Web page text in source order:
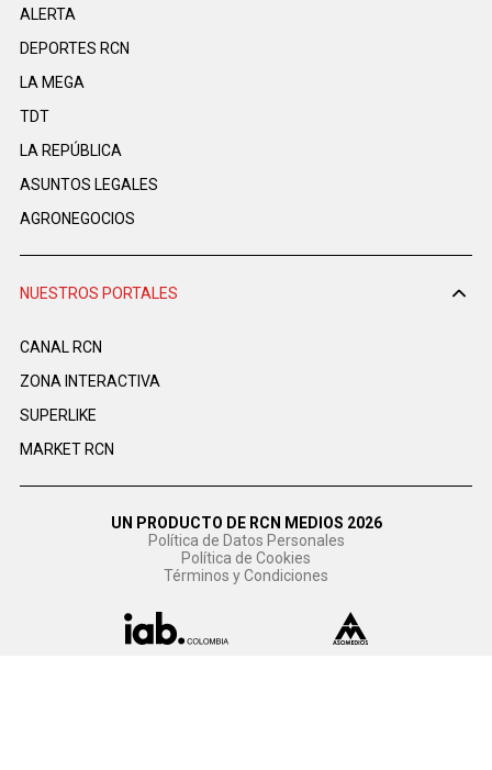
ALERTA
DEPORTES RCN
LA MEGA
TDT
LA REPÚBLICA
ASUNTOS LEGALES
AGRONEGOCIOS
NUESTROS PORTALES
CANAL RCN
ZONA INTERACTIVA
SUPERLIKE
MARKET RCN
UN PRODUCTO DE RCN MEDIOS 2026
Política de Datos Personales
Política de Cookies
Términos y Condiciones